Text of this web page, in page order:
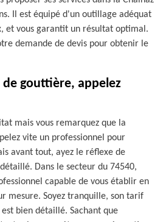
Il est équipé d'un outillage adéquat
et vous garantit un résultat optimal.
demande de devis pour obtenir le
gouttière, appelez
mais vous remarquez que la
vite un professionnel pour
avant tout, ayez le réflexe de
Dans le secteur du 74540,
capable de vous établir en
mesure. Soyez tranquille, son tarif
bien détaillé. Sachant que